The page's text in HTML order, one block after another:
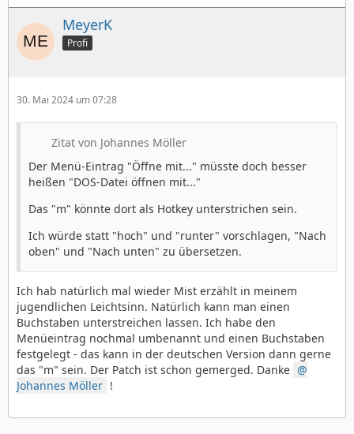
MeyerK
Profi
30. Mai 2024 um 07:28
Zitat von Johannes Möller
Der Menü-Eintrag "Öffne mit..." müsste doch besser
heißen "DOS-Datei öffnen mit..."
Das "m" könnte dort als Hotkey unterstrichen sein.
Ich würde statt "hoch" und "runter" vorschlagen, "Nach
oben" und "Nach unten" zu übersetzen.
Ich hab natürlich mal wieder Mist erzählt in meinem
jugendlichen Leichtsinn. Natürlich kann man einen
Buchstaben unterstreichen lassen. Ich habe den
Menüeintrag nochmal umbenannt und einen Buchstaben
festgelegt - das kann in der deutschen Version dann gerne
das "m" sein. Der Patch ist schon gemerged. Danke
Johannes Möller !